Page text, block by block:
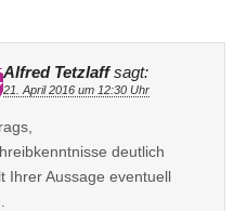
Alfred Tetzlaff sagt:
21. April 2016 um 12:30 Uhr
deutlich
Ihrer Aussage eventuell